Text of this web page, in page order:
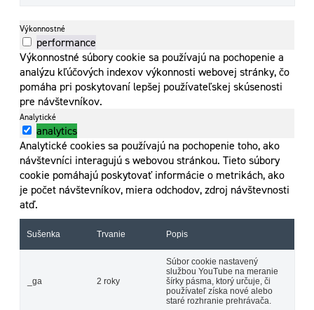
Výkonnostné
performance
Výkonnostné súbory cookie sa používajú na pochopenie a
analýzu kľúčových indexov výkonnosti webovej stránky, čo
pomáha pri poskytovaní lepšej používateľskej skúsenosti
pre návštevníkov.
Analytické
analytics
Analytické cookies sa používajú na pochopenie toho, ako
návštevníci interagujú s webovou stránkou. Tieto súbory
cookie pomáhajú poskytovať informácie o metrikách, ako
je počet návštevníkov, miera odchodov, zdroj návštevnosti
atď.
Sušenka Trvanie Popis
_ga 2 roky
Súbor cookie nastavený
službou YouTube na meranie
šírky pásma, ktorý určuje, či
používateľ získa nové alebo
staré rozhranie prehrávača.